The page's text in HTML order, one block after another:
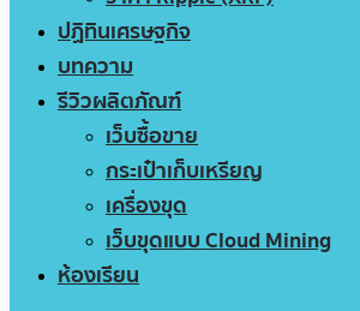
ปฏิทินเศรษฐกิจ
บทความ
รีวิวผลิตภัณฑ์
เว็บซื้อขาย
กระเป๋าเก็บเหรียญ
เครื่องขุด
เว็บขุดแบบ Cloud Mining
ห้องเรียน